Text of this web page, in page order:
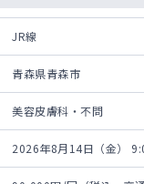
JR線
青森県青森市
美容皮膚科・不問
2026年8月14日（金）